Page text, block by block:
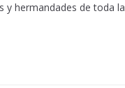
y hermandades de toda la